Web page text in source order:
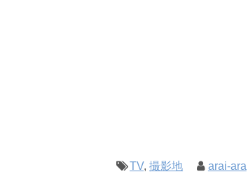
TV,撮影地 arai-ara